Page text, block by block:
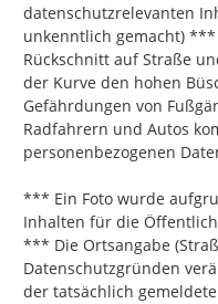
datenschutzrelevanten
unkenntlich gemacht)
Rückschnitt auf Straße
der Kurve den hohen
Gefährdungen von
Radfahrern und Autos
personenbezogenen
*** Ein Foto wurde
Inhalten für die
*** Die Ortsangabe
Datenschutzgründen
der tatsächlich